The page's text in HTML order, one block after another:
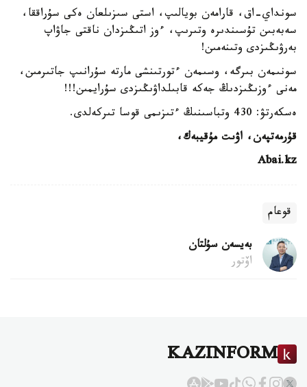
سونداي-اق، قارامەن بويالىپ، استى سىزىلعان ەكى سۇراققا،
سەبەبىن تۇسىندىرە وتىرىپ، ءوز اتىڭىزدان ناقتى جاۋاپ
بەرۋىڭىزدى وتىنەمىن!
سونىمەن بىرگە، وسىمەن ءتورتىنشى مارتە سۇرانىپ جاتىرمىن،
مەنى ءوزىڭىزدىڭ جەكە قابىلداۋىڭىزدى سۇرايمىن!!!
ەسكەرتۋ: 430 وتباسىنىڭ ءتىزىمى قوسا تىركەلدى.
قۇرمەتپەن، اۋىت مۇقيبەك،
Abai.kz
قوعام
بەيسەن سۇلتان
اۆتور
KAZINFORM